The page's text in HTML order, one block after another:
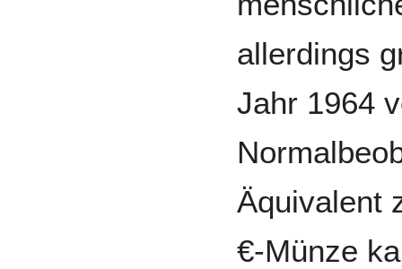
allerdings
Jahr 1964
Äquivalent
€-Münze